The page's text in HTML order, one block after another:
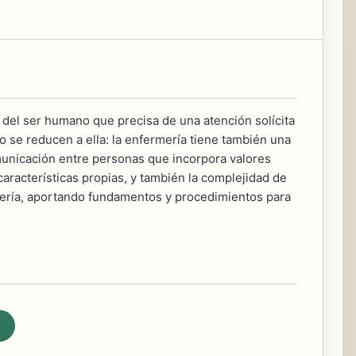
ser humano que precisa de una atención solícita
reducen a ella: la enfermería tiene también una
entre personas que incorpora valores
propias, y también la complejidad de
aportando fundamentos y procedimientos para